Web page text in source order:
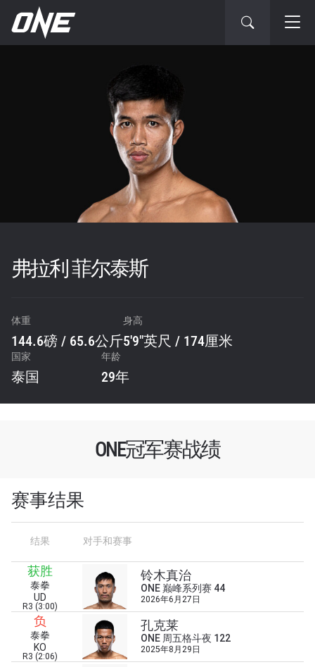
弗拉利 菲尔泰斯
体重
144.6磅 / 65.6公斤
身高
5'9"英尺 / 174厘米
国家
泰国
年龄
29年
ONE冠军赛战绩
赛事结果
结果 对手和赛事
获胜
泰拳
UD
R3 (3:00)
铃木真治
ONE 巅峰系列赛 44
2026年6月27日
负
泰拳
KO
R3 (2:06)
孔克莱
ONE 周五格斗夜 122
2025年8月29日